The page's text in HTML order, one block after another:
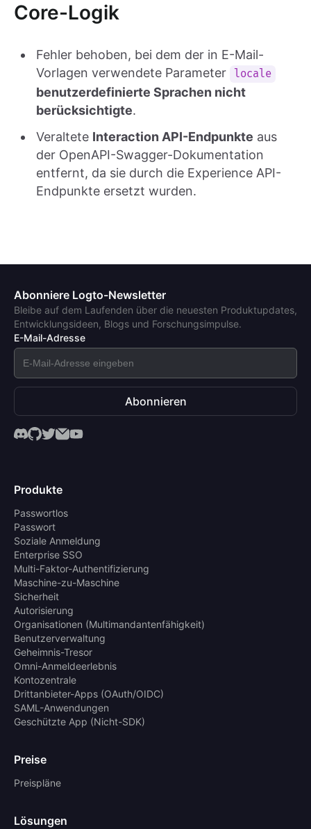
Core-Logik
Fehler behoben, bei dem der in E-Mail-
Vorlagen verwendete Parameter
locale
benutzerdefinierte Sprachen nicht
berücksichtigte.
Veraltete Interaction API-Endpunkte aus
der OpenAPI-Swagger-Dokumentation
entfernt, da sie durch die Experience API-
Endpunkte ersetzt wurden.
Abonniere Logto-Newsletter
Bleibe auf dem Laufenden über die neuesten Produktupdates,
Entwicklungsideen, Blogs und Forschungsimpulse.
E-Mail-Adresse
Abonnieren
Produkte
Passwortlos
Passwort
Soziale Anmeldung
Enterprise SSO
Multi-Faktor-Authentifizierung
Maschine-zu-Maschine
Sicherheit
Autorisierung
Organisationen (Multimandantenfähigkeit)
Benutzerverwaltung
Geheimnis-Tresor
Omni-Anmeldeerlebnis
Kontozentrale
Drittanbieter-Apps (OAuth/OIDC)
SAML-Anwendungen
Geschützte App (Nicht-SDK)
Preise
Preispläne
Lösungen